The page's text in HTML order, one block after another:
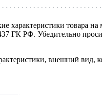
характеристики
ГК РФ. Убедительно
внешний вид,